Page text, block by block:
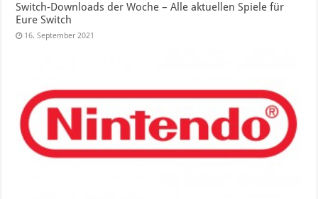
Switch-Downloads der Woche – Alle aktuellen Spiele für
Eure Switch
16. September 2021